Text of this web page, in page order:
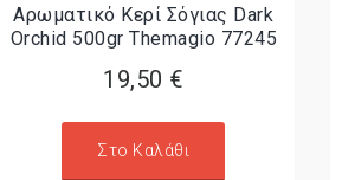
Αρωματικό Κερί Σόγιας Dark
Orchid 500gr Themagio 77245
19,50 €
Στο Καλάθι